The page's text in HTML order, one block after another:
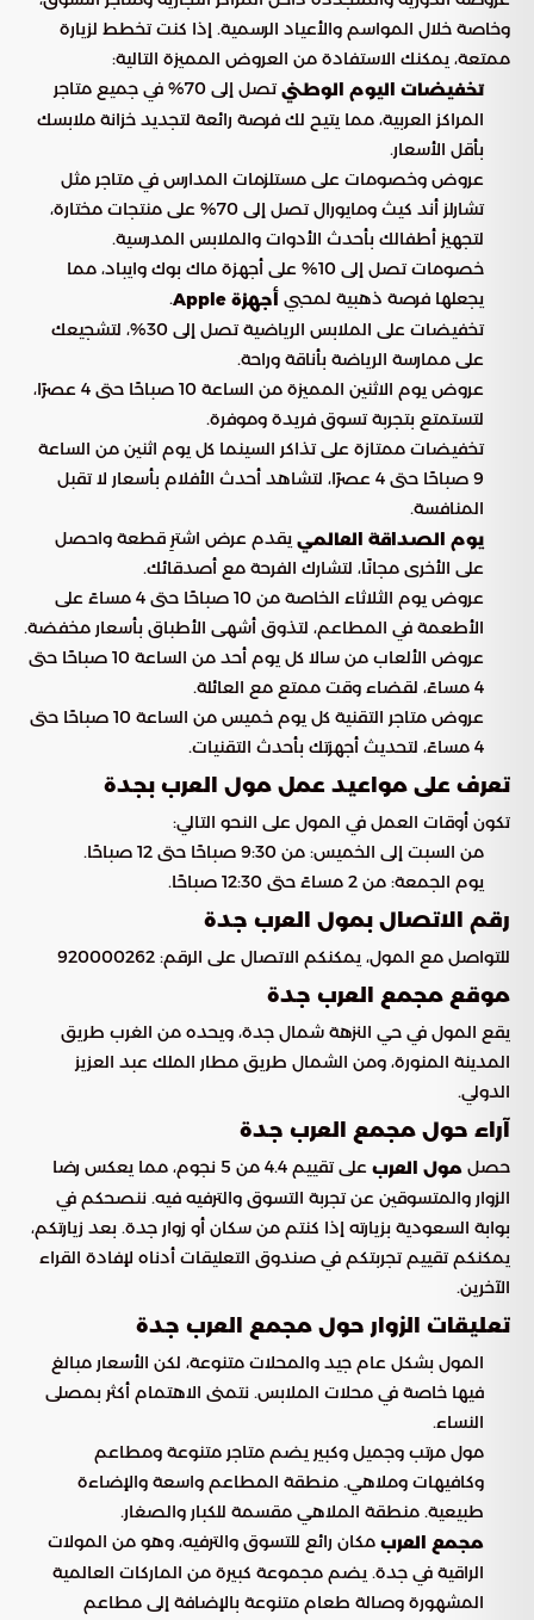
وخاصة خلال المواسم والأعياد الرسمية. إذا كنت تخطط لزيارة
ممتعة، يمكنك الاستفادة من العروض المميزة التالية:
تخفيضات اليوم الوطني
تصل إلى 70% في جميع متاجر
المراكز العربية، مما يتيح لك فرصة رائعة لتجديد خزانة ملابسك
بأقل الأسعار.
عروض وخصومات على مستلزمات المدارس في متاجر مثل
تشارلز أند كيث ومايورال تصل إلى 70% على منتجات مختارة،
لتجهيز أطفالك بأحدث الأدوات والملابس المدرسية.
خصومات تصل إلى 10% على أجهزة ماك بوك وايباد، مما
يجعلها فرصة ذهبية لمحبي أجهزة Apple
.
تخفيضات على الملابس الرياضية تصل إلى 30%، لتشجيعك
على ممارسة الرياضة بأناقة وراحة.
عروض يوم الاثنين المميزة من الساعة 10 صباحًا حتى 4 عصرًا،
لتستمتع بتجربة تسوق فريدة وموفرة.
تخفيضات ممتازة على تذاكر السينما كل يوم اثنين من الساعة
9 صباحًا حتى 4 عصرًا، لتشاهد أحدث الأفلام بأسعار لا تقبل
المنافسة.
يوم الصداقة العالمي يقدم عرض اشترِ قطعة واحصل
على الأخرى مجانًا، لتشارك الفرحة مع أصدقائك.
عروض يوم الثلاثاء الخاصة من 10 صباحًا حتى 4 مساءً على
الأطعمة في المطاعم، لتذوق أشهى الأطباق بأسعار مخفضة.
عروض الألعاب من سالا كل يوم أحد من الساعة 10 صباحًا حتى
4 مساءً، لقضاء وقت ممتع مع العائلة.
عروض متاجر التقنية كل يوم خميس من الساعة 10 صباحًا حتى
4 مساءً، لتحديث أجهزتك بأحدث التقنيات.
تعرف على مواعيد عمل مول العرب بجدة
تكون أوقات العمل في المول على النحو التالي:
من السبت إلى الخميس: من 9:30 صباحًا حتى 12 صباحًا.
يوم الجمعة: من 2 مساءً حتى 12:30 صباحًا.
رقم الاتصال بمول العرب جدة
للتواصل مع المول، يمكنكم الاتصال على الرقم: 920000262
موقع مجمع العرب جدة
يقع المول في حي النزهة شمال جدة، ويحده من الغرب طريق
المدينة المنورة، ومن الشمال طريق مطار الملك عبد العزيز
الدولي.
آراء حول مجمع العرب جدة
حصل مول العرب
على تقييم 4.4 من 5 نجوم، مما يعكس رضا
الزوار والمتسوقين عن تجربة التسوق والترفيه فيه. ننصحكم في
بوابة السعودية بزيارته إذا كنتم من سكان أو زوار جدة. بعد زيارتكم،
يمكنكم تقييم تجربتكم في صندوق التعليقات أدناه لإفادة القراء
الآخرين.
تعليقات الزوار حول مجمع العرب جدة
المول بشكل عام جيد والمحلات متنوعة، لكن الأسعار مبالغ
فيها خاصة في محلات الملابس. نتمنى الاهتمام أكثر بمصلى
النساء.
مول مرتب وجميل وكبير يضم متاجر متنوعة ومطاعم
وكافيهات وملاهي. منطقة المطاعم واسعة والإضاءة
طبيعية. منطقة الملاهي مقسمة للكبار والصغار.
مجمع العرب مكان رائع للتسوق والترفيه، وهو من المولات
الراقية في جدة. يضم مجموعة كبيرة من الماركات العالمية
المشهورة وصالة طعام متنوعة بالإضافة إلى مطاعم